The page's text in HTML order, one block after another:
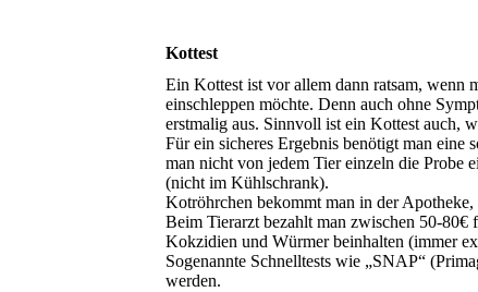
Kottest
Ein Kottest ist vor allem dann ratsam, wenn
einschleppen möchte. Denn auch ohne
erstmalig aus. Sinnvoll ist ein Kottest auch,
Für ein sicheres Ergebnis benötigt man eine
man nicht von jedem Tier einzeln die Probe
(nicht im Kühlschrank).
Kotröhrchen bekommt man in der
Beim Tierarzt bezahlt man zwischen 50-
Kokzidien und Würmer beinhalten (immer
Sogenannte Schnelltests wie „SNAP“
werden.